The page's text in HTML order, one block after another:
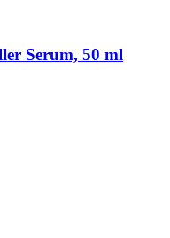
Serum, 50 ml